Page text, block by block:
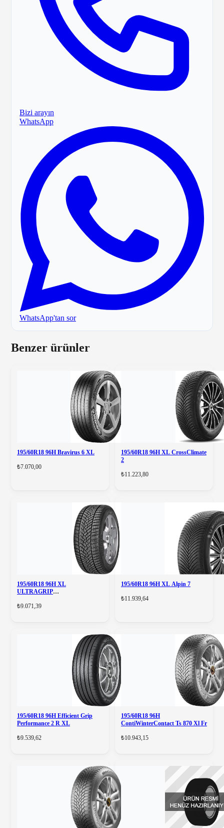
Bizi arayın
WhatsApp
WhatsApp'tan sor
Benzer ürünler
195/60R18 96H Bravirus 6 XL
₺7.070,00
195/60R18 96H XL CrossClimate
2
₺11.223,80
195/60R18 96H XL
ULTRAGRIP
GOODYEAR
₺9.071,39
195/60R18 96H XL Alpin 7
₺11.939,64
195/60R18 96H Efficient Grip
Performance 2 R XL
₺9.539,62
195/60R18 96H
ContiWinterContact Ts 870 Xl Fr
₺10.943,15